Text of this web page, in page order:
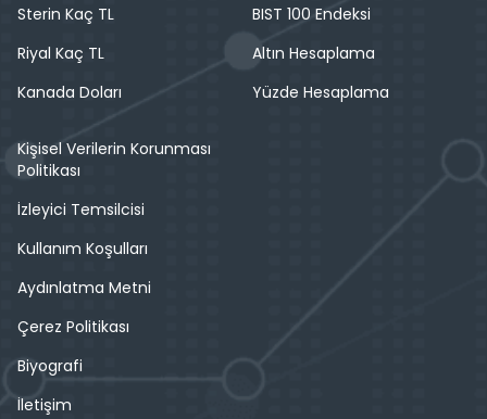
Sterin Kaç TL
Riyal Kaç TL
Kanada Doları
BIST 100 Endeksi
Altın Hesaplama
Yüzde Hesaplama
Kişisel Verilerin Korunması
Politikası
İzleyici Temsilcisi
Kullanım Koşulları
Aydınlatma Metni
Çerez Politikası
Biyografi
İletişim